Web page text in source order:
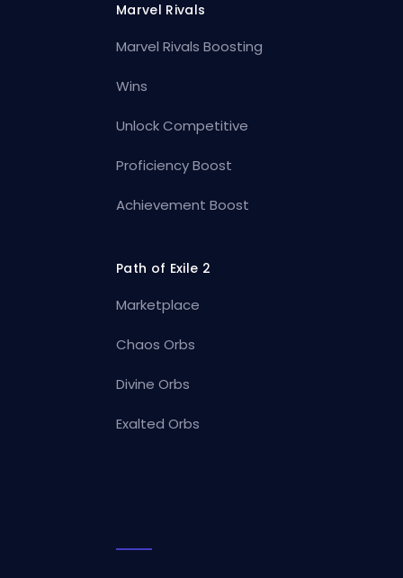
Marvel Rivals
Marvel Rivals Boosting
Wins
Unlock Competitive
Proficiency Boost
Achievement Boost
Path of Exile 2
Marketplace
Chaos Orbs
Divine Orbs
Exalted Orbs